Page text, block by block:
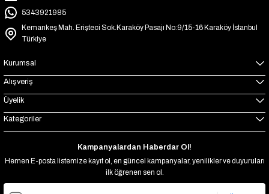
5343921985
Kemankeş Mah. Erişteci Sok.Karaköy Pasajı No:9/15-16 Karaköy İstanbul
Türkiye
Kurumsal
Alışveriş
Üyelik
Kategoriler
Kampanyalardan Haberdar Ol!
Hemen E-posta listemize kayıt ol, en güncel kampanyalar, yenilikler ve duyuruları
ilk öğrenen sen ol.